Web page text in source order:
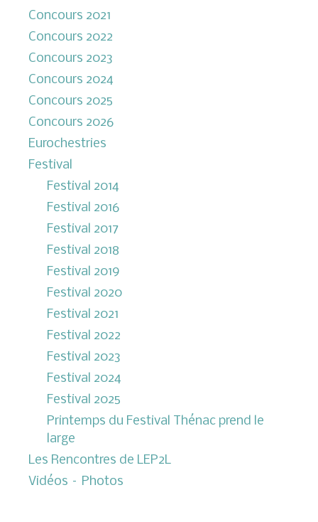
Concours 2021
Concours 2022
Concours 2023
Concours 2024
Concours 2025
Concours 2026
Eurochestries
Festival
Festival 2014
Festival 2016
Festival 2017
Festival 2018
Festival 2019
Festival 2020
Festival 2021
Festival 2022
Festival 2023
Festival 2024
Festival 2025
Printemps du Festival Thénac prend le
large
Les Rencontres de LEP2L
Vidéos – Photos